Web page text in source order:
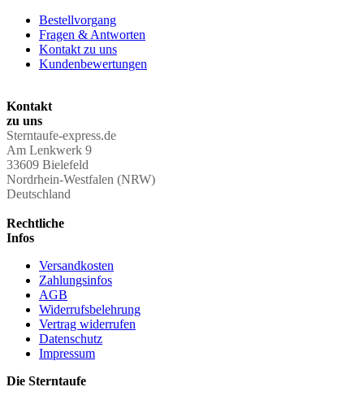
Bestellvorgang
Fragen & Antworten
Kontakt zu uns
Kundenbewertungen
Kontakt
zu uns
Sterntaufe-express.de
Am Lenkwerk 9
33609 Bielefeld
Nordrhein-Westfalen (NRW)
Deutschland
Rechtliche
Infos
Versandkosten
Zahlungsinfos
AGB
Widerrufsbelehrung
Vertrag widerrufen
Datenschutz
Impressum
Die Sterntaufe